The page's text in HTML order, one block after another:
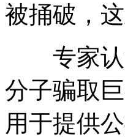
被捅破，
专家认
分子骗取
用于提供